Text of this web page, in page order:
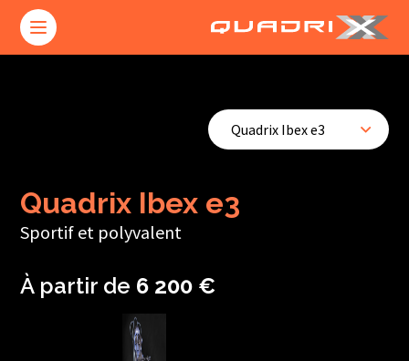
Quadrix Ibex e3
Sportif et polyvalent
Quadrix Ibex e3
À partir de 6 200 €